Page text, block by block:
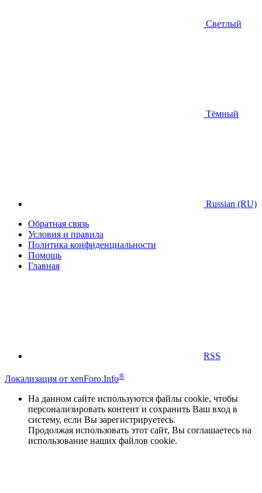
Светлый
Тёмный
Russian (RU)
Обратная связь
Условия и правила
Политика конфиденциальности
Помощь
Главная
RSS
Локализация от xenForo.Info®
На данном сайте используются файлы cookie, чтобы
персонализировать контент и сохранить Ваш вход в
систему, если Вы зарегистрируетесь.
Продолжая использовать этот сайт, Вы соглашаетесь на
использование наших файлов cookie.